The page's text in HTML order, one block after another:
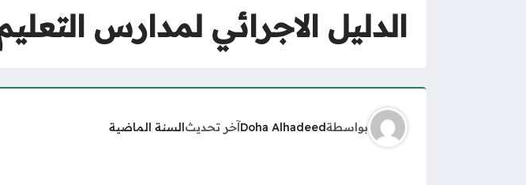
الدليل الاجرائي لمدارس التعليم
بواسطةDoha Alhadeedآخر تحديثالسنة الماضية